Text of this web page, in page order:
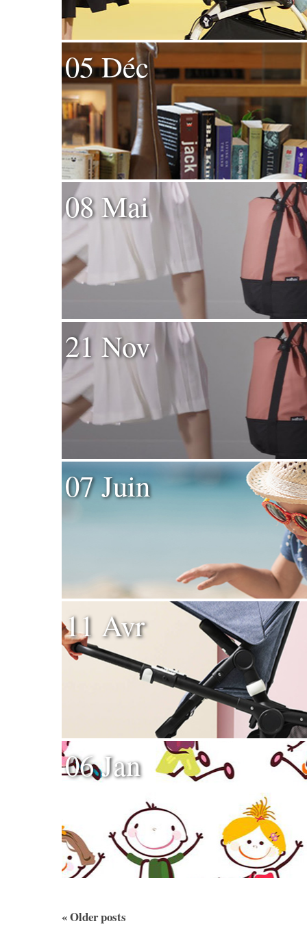
05 Déc
08 Mai
21 Nov
07 Juin
11 Avr
06 Jan
«Older posts